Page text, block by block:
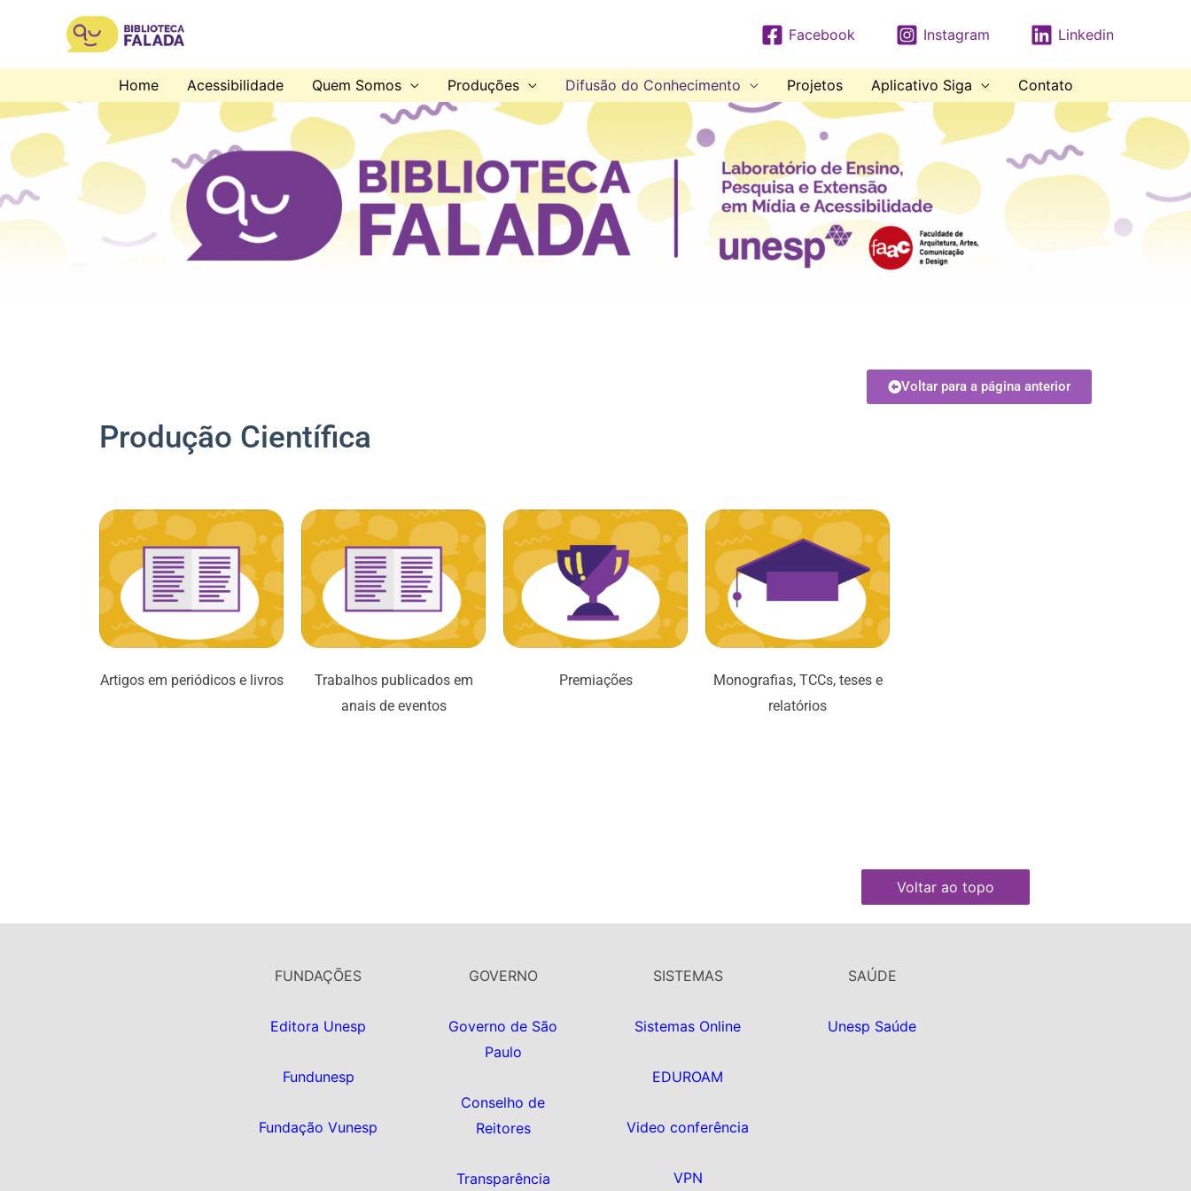
Facebook Instagram Linkedin
Home Acessibilidade Quem Somos Produções Difusão do Conhecimento Projetos Aplicativo Siga Contato
Voltar para a página anterior
Produção Científica
Artigos em periódicos e livros
Trabalhos publicados em
anais de eventos
Premiações
Monografias, TCCs, teses e
relatórios
Voltar ao topo
FUNDAÇÕES
Editora Unesp
Fundunesp
Fundação Vunesp
GOVERNO
Governo de São
Paulo
Conselho de
Reitores
Transparência
SISTEMAS
Sistemas Online
EDUROAM
Video conferência
VPN
SAÚDE
Unesp Saúde